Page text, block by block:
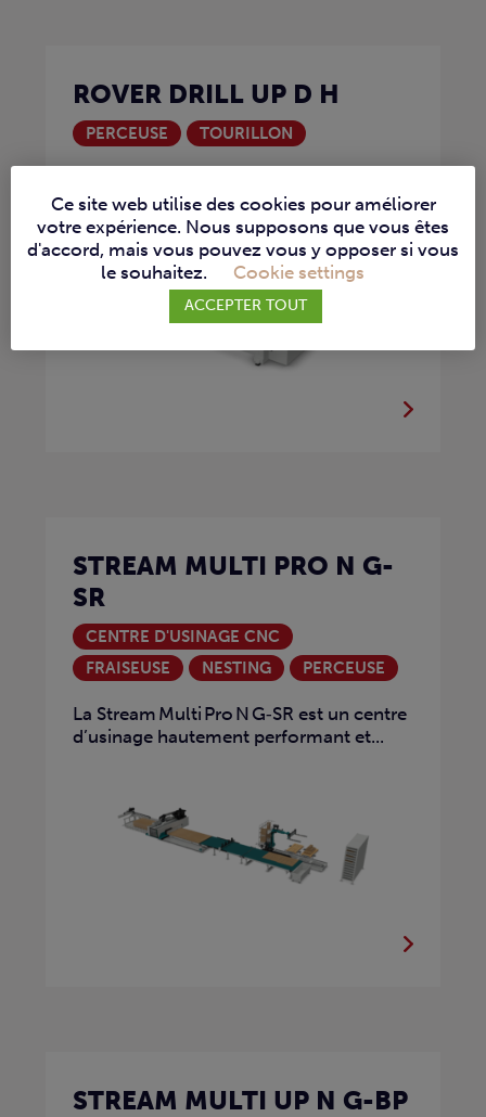
ROVER DRILL UP D H
PERCEUSE TOURILLON
CNC...
STREAM MULTI PRO N G-
SR
CENTRE D'USINAGE CNC
FRAISEUSE
NESTING PERCEUSE
La Stream Multi Pro N G‑SR est un centre
d’usinage hautement performant et...
STREAM MULTI UP N G-BP
Ce site web utilise des cookies pour améliorer
votre expérience. Nous supposons que vous êtes
d'accord, mais vous pouvez vous y opposer si vous
le souhaitez.
Cookie settings
ACCEPTER TOUT